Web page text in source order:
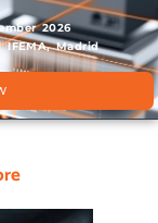
2026
IFEMA, Madrid